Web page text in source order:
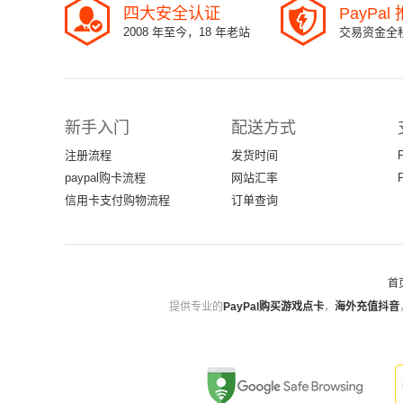
四大安全认证
2008 年至今，18 年老站
PayPal
交易资金全
新手入门
注册流程
paypal购卡流程
信用卡支付购物流程
配送方式
发货时间
网站汇率
订单查询
首
提供专业的 PayPal购买游戏点卡， 海外充值抖音